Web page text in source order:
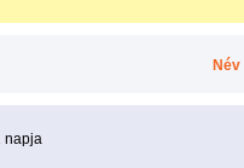
Név
napja